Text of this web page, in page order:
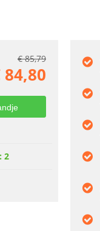
€85,79
84,80
2